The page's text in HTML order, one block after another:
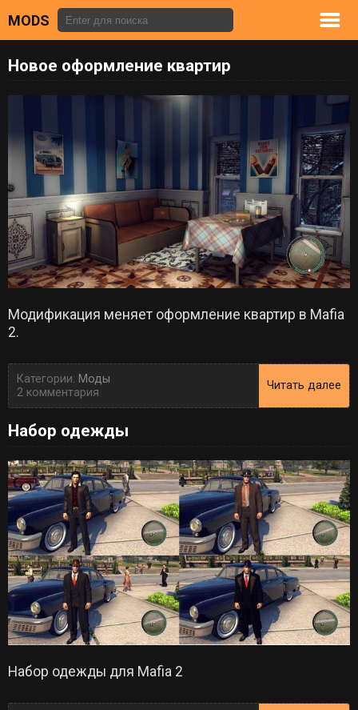
MODS
Новое оформление квартир
Модификация меняет оформление квартир в Mafia
2.
Категории: Моды
2 комментария
Читать далее
Набор одежды
Набор одежды для Mafia 2